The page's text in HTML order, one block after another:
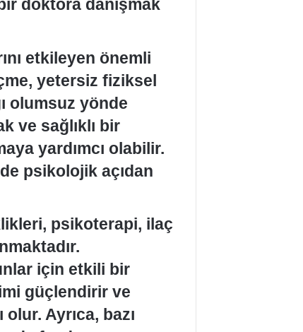
doktora danışmak
etkileyen önemli
yetersiz fiziksel
olumsuz yönde
ve sağlıklı bir
yardımcı olabilir.
psikolojik açıdan
psikoterapi, ilaç
için etkili bir
güçlendirir ve
Ayrıca, bazı